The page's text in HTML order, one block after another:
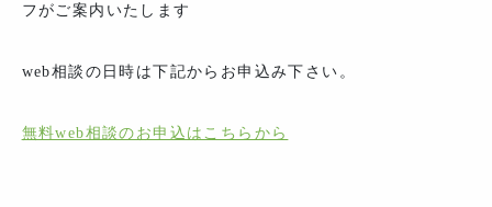
フがご案内いたします
web相談の日時は下記からお申込み下さい。
無料web相談のお申込はこちらから